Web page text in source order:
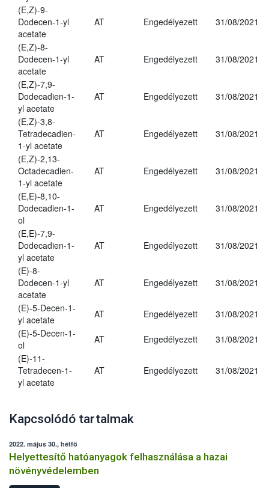
(E,Z)-9-
Dodecen-1-yl
acetate
AT Engedélyezett 31/08/2021
(E,Z)-8-
Dodecen-1-yl
acetate
AT Engedélyezett 31/08/2021
(E,Z)-7,9-
Dodecadien-1-
yl acetate
AT Engedélyezett 31/08/2021
(E,Z)-3,8-
Tetradecadien-
1-yl acetate
AT Engedélyezett 31/08/2021
(E,Z)-2,13-
Octadecadien-
1-yl acetate
AT Engedélyezett 31/08/2021
(E,E)-8,10-
Dodecadien-1-
ol
AT Engedélyezett 31/08/2021
(E,E)-7,9-
Dodecadien-1-
yl acetate
AT Engedélyezett 31/08/2021
(E)-8-
Dodecen-1-yl
acetate
AT Engedélyezett 31/08/2021
(E)-5-Decen-1-
yl acetate
AT Engedélyezett
31/08/2021
(E)-5-Decen-1-
ol
AT Engedélyezett
31/08/2021
(E)-11-
Tetradecen-1-
yl acetate
AT Engedélyezett 31/08/2021
Kapcsolódó tartalmak
2022. május 30., hétfő
Helyettesítő hatóanyagok felhasználása a hazai
növényvédelemben